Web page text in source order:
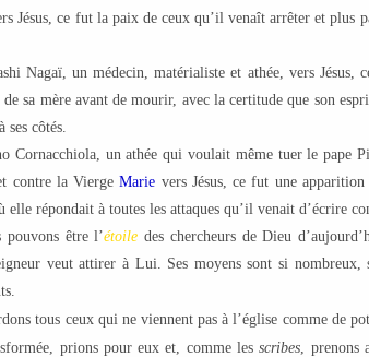
Jésus, ce fut la paix de ceux qu’il venaît arrêter et plus
Nagaï, un médecin, matérialiste et athée, vers Jésus,
sa mère avant de mourir, avec la certitude que son
ses côtés.
Cornacchiola, un athée qui voulait même tuer le pape
contre la ViergeMarie vers Jésus, ce fut une
elle répondait à toutes les attaques qu’il venait d’écrire
pouvons être l’étoile des chercheurs de Dieu
veut attirer à Lui. Ses moyens sont si nombreux,
tous ceux qui ne viennent pas à l’église comme de
prions pour eux et, comme lesscribes, prenons